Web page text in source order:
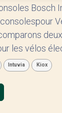
Bosch
les vélos
Intuvia Kiox